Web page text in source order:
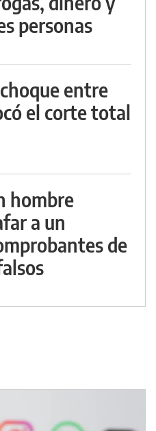
personas
entre
el corte total
hombre
a un
de